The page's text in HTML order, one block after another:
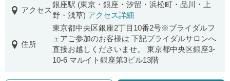
アクセス
銀座駅 (東京・銀座・汐留・浜松町・品川・上
野・浅草) アクセス詳細
住所
東京都中央区銀座2丁目10番2号※ブライダルフ
ェアご参加のお客様は 下記ブライダルサロンへ
直接お越しくださいませ。 東京都中央区銀座3-
10-6 マルイト銀座第3ビル13階